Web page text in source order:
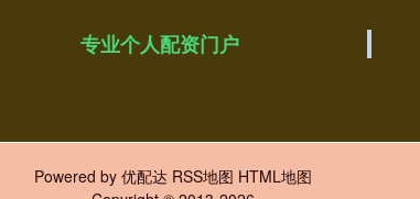
专业个人配资门户
Powered by 优配达 RSS地图 HTML地图